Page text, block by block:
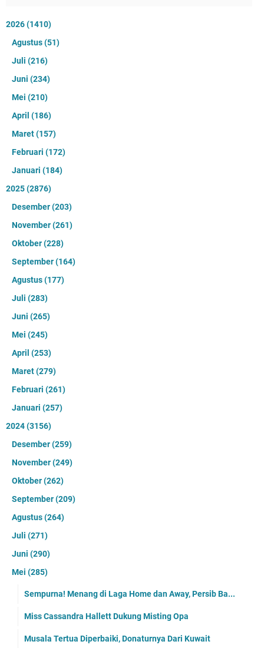
2026(1410)
Agustus(51)
Juli (216)
Juni (234)
Mei (210)
April (186)
Maret(157)
Februari (172)
Januari (184)
2025(2876)
Desember(203)
November(261)
Oktober(228)
September(164)
Agustus(177)
Juli (283)
Juni (265)
Mei (245)
April (253)
Maret(279)
Februari (261)
Januari (257)
2024(3156)
Desember(259)
November(249)
Oktober(262)
September(209)
Agustus(264)
Juli (271)
Juni (290)
Mei (285)
Sempurna! Menang di Laga Home dan Away, Persib Ba...
Miss Cassandra Hallett Dukung Misting Opa
Musala Tertua Diperbaiki, Donaturnya Dari Kuwait